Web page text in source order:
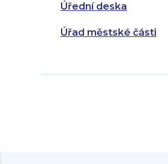
Úřední deska
Úřad městské části